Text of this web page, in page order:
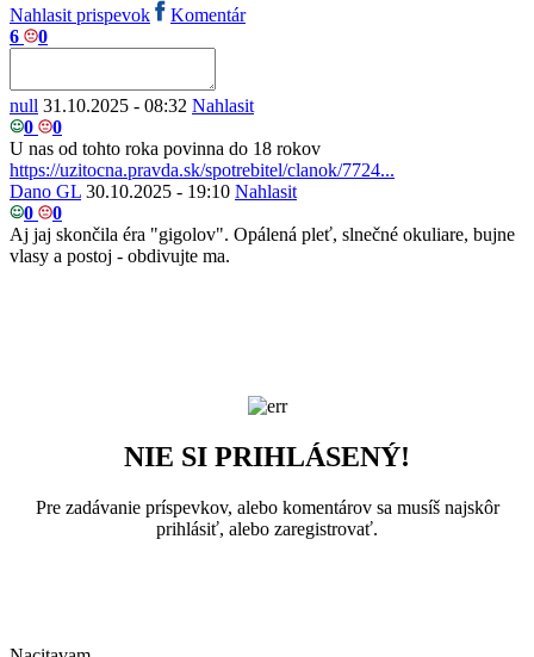
Nahlasit prispevok
Komentár
6
0
null 31.10.2025 - 08:32 Nahlasit
0
0
U nas od tohto roka povinna do 18 rokov
https://uzitocna.pravda.sk/spotrebitel/clanok/7724...
Dano GL 30.10.2025 - 19:10 Nahlasit
0
0
Aj jaj skončila éra "gigolov". Opálená pleť, slnečné okuliare, bujne
vlasy a postoj - obdivujte ma.
NIE SI PRIHLÁSENÝ!
Pre zadávanie príspevkov, alebo komentárov sa musíš najskôr
prihlásiť, alebo zaregistrovať.